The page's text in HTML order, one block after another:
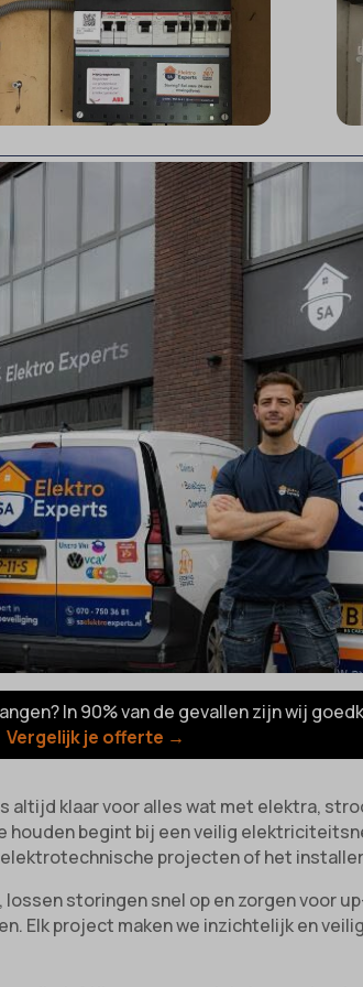
In 90% van de gevallen zijn wij
Vergelijk je offerte →
altijd klaar voor alles wat met elektra,
begint bij een veilig
projecten of het
storingen snel op en zorgen voor
Elk project maken we inzichtelijk en